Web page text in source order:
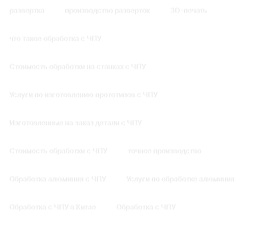
развертка производство разверток 3D-печать
что такое обработка с ЧПУ
Стоимость обработки на станках с ЧПУ
Услуги по изготовлению прототипов с ЧПУ
Изготовленные на заказ детали с ЧПУ
Стоимость обработки с ЧПУ точное производство
Обработка алюминия с ЧПУ Услуги по обработке алюминия
Обработка с ЧПУ в Китае Обработка с ЧПУ